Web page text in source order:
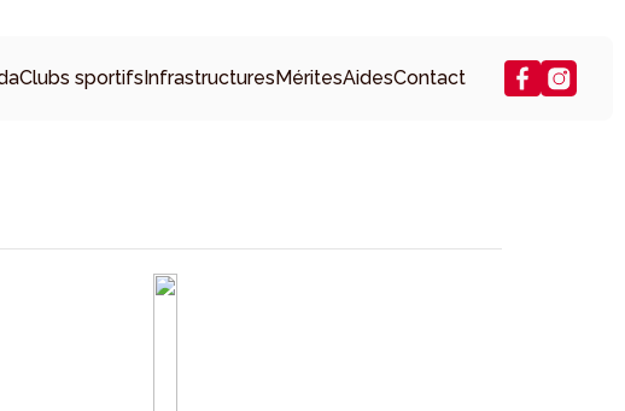
Clubs sportifsInfrastructuresMéritesAidesContact